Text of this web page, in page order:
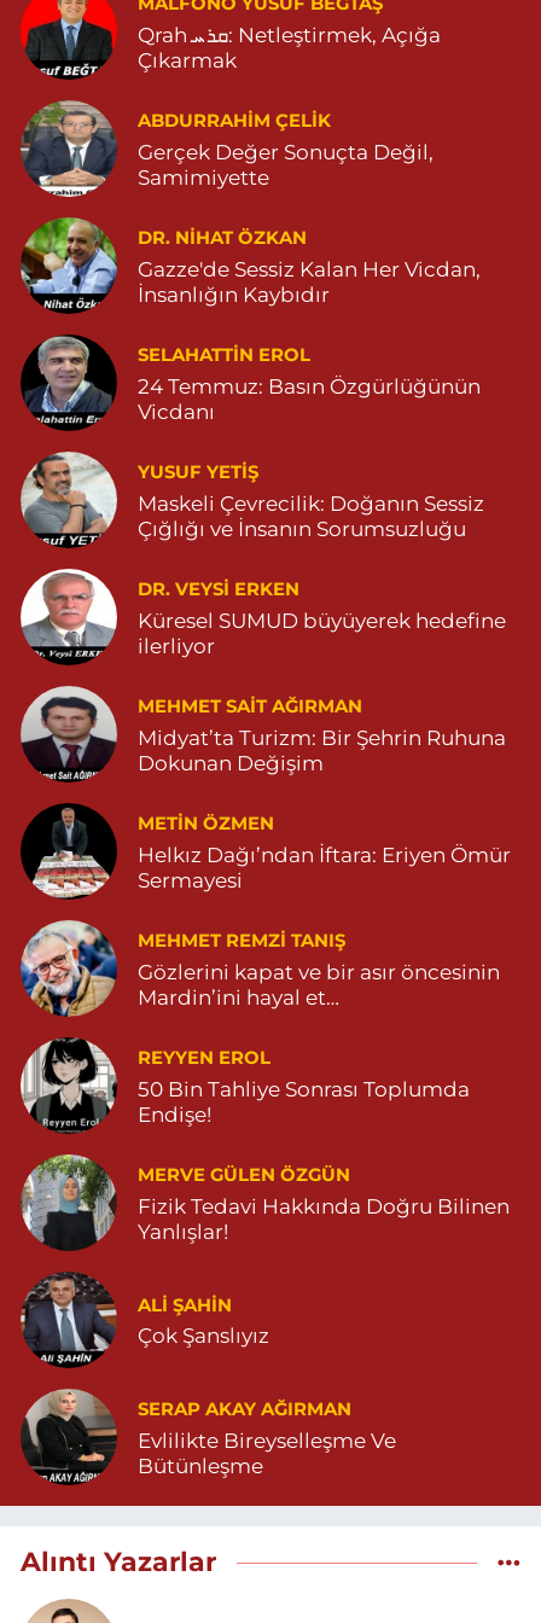
Huzur Eczanesi
GÜL MAHALLESİ VATAN CADDE NO:4A 04825912517
0 (482) 591 25 17 Yol Tarifi Al
Kavak Eczanesi
KAPLAN MAHALLESİ MARDİN CADDE NO:44 D 05416258909
Yeni Eczanesi
YENİ MAHALLE 3086 SOKAK NO:2 4 04825413156
0 (482) 541 31 56
Dursun Eczanesi
BAHÇEBAŞI MAHALLE SELAHATTİN EYYUBİ CADDESİ NO:29
0 (482) 381 28 01 Yol Tarifi Al
Abak Eczanesi
KALE MAHALLE AMED CADDE NO:204 Z1 04822514279
0 (482) 251 42 79 Yol Tarifi Al
Qrah ܩܪܚ: Netleştirmek, Açığa
Çıkarmak
ABDURRAHIM ÇELİK
Gerçek Değer Sonuçta Değil,
Samimiyette
DR. NIHAT ÖZKAN
Gazze'de Sessiz Kalan Her Vicdan,
İnsanlığın Kaybıdır
SELAHATTIN EROL
24 Temmuz: Basın Özgürlüğünün
Vicdanı
YUSUF YETİŞ
Maskeli Çevrecilik: Doğanın Sessiz
Çığlığı ve İnsanın Sorumsuzluğu
DR. VEYSI ERKEN
Küresel SUMUD büyüyerek hedefine
ilerliyor
MEHMET SAIT AĞIRMAN
Midyat’ta Turizm: Bir Şehrin Ruhuna
Dokunan Değişim
METIN ÖZMEN
Helkız Dağı’ndan İftara: Eriyen Ömür
Sermayesi
MEHMET REMZI TANIŞ
Gözlerini kapat ve bir asır öncesinin
Mardin’ini hayal et…
REYYEN EROL
50 Bin Tahliye Sonrası Toplumda
Endişe!
MERVE GÜLEN ÖZGÜN
Fizik Tedavi Hakkında Doğru Bilinen
Yanlışlar!
ALI ŞAHİN
Çok Şanslıyız
SERAP AKAY AĞIRMAN
Evlilikte Bireyselleşme Ve
Bütünleşme
Alıntı Yazarlar